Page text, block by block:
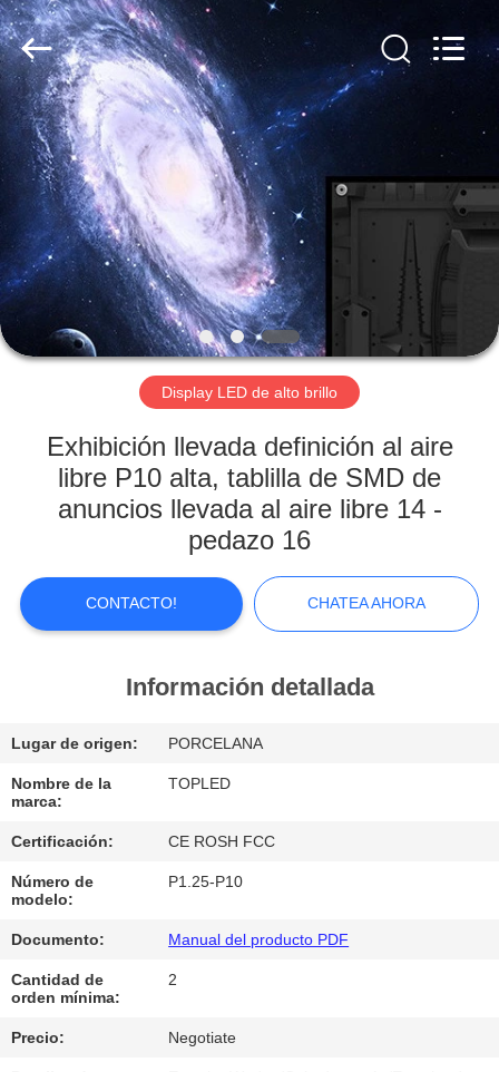
HOGAR
PRODUCTOS
VIDEOS
VR
SHOW
SOBRE
NOSOTROS
DE
LA
DE
CALIDAD
ÉNTRENOS
EN
CONTACTO
CON
NOTICIAS
Road
Enterprise
Management
Services
Co.,LTD.
All
Rights
Reserved.
Developed
ECER
Display LED de alto brillo
Exhibición llevada definición al aire
libre P10 alta, tablilla de SMD de
anuncios llevada al aire libre 14 -
pedazo 16
CONTACTO! CHATEA AHORA
Información detallada
Lugar de origen: PORCELANA
Nombre de la
marca:
TOPLED
Certificación: CE ROSH FCC
Número de
modelo:
P1.25-P10
Documento: Manual del producto PDF
Cantidad de
orden mínima:
2
Precio: Negotiate